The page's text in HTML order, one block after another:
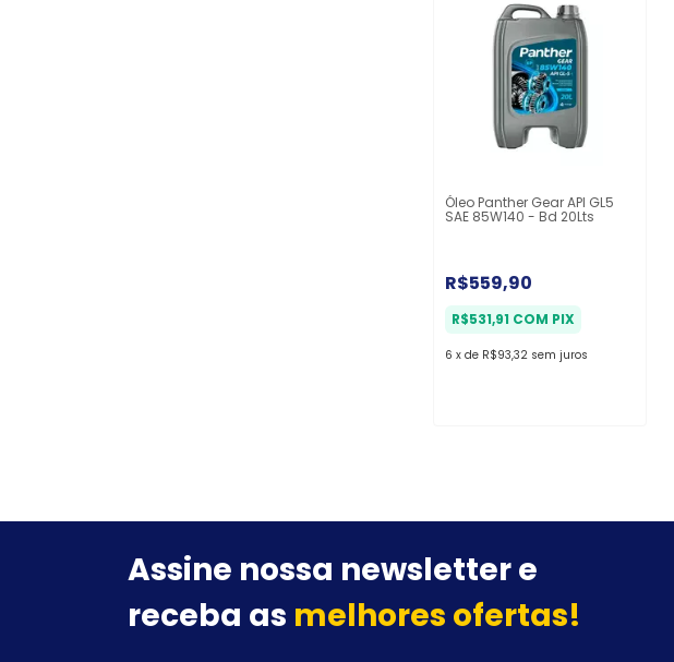
Óleo Panther Gear API GL5
SAE 85W140 - Bd 20Lts
R$559,90
R$531,91 COM PIX
6 x de R$93,32 sem juros
Assine nossa newsletter e
receba as melhores ofertas!